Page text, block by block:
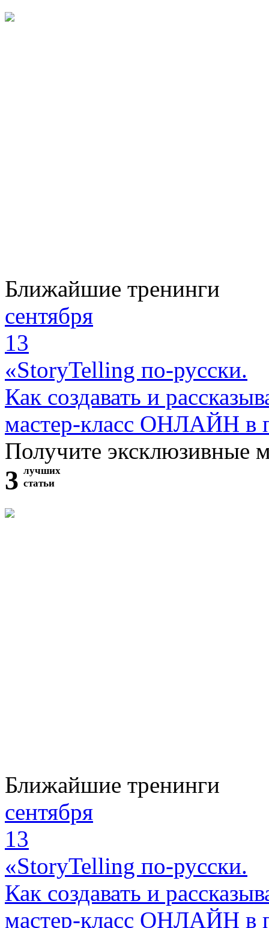
Ближайшие тренинги
сентября
13
«StoryTelling по-русски.
Как создавать и
мастер-класс ОНЛАЙН в
Получите эксклюзивные
3 лучших
статьи
Ближайшие тренинги
сентября
13
«StoryTelling по-русски.
Как создавать и
мастер-класс ОНЛАЙН в